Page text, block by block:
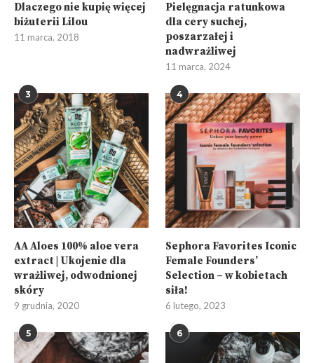
Dlaczego nie kupię więcej
biżuterii Lilou
11 marca, 2018
Pielęgnacja ratunkowa
dla cery suchej,
poszarzałej i
nadwrażliwej
11 marca, 2024
3
AA Aloes 100% aloe vera
extract | Ukojenie dla
wrażliwej, odwodnionej
skóry
9 grudnia, 2020
4
Sephora Favorites Iconic
Female Founders’
Selection – w kobietach
siła!
6 lutego, 2023
5 6